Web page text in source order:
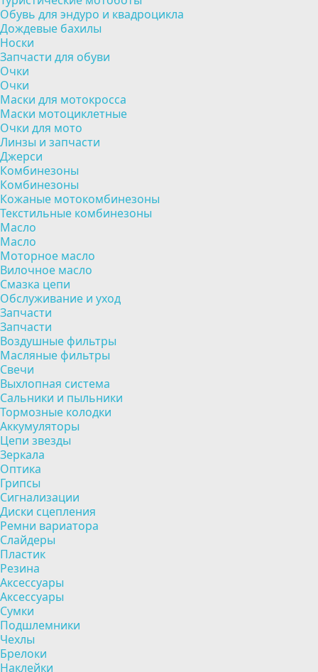
Обувь для эндуро и квадроцикла
Дождевые бахилы
Носки
Запчасти для обуви
Очки
Очки
Маски для мотокросса
Маски мотоциклетные
Очки для мото
Линзы и запчасти
Джерси
Комбинезоны
Комбинезоны
Кожаные мотокомбинезоны
Текстильные комбинезоны
Масло
Масло
Моторное масло
Вилочное масло
Смазка цепи
Обслуживание и уход
Запчасти
Запчасти
Воздушные фильтры
Масляные фильтры
Свечи
Выхлопная система
Сальники и пыльники
Тормозные колодки
Аккумуляторы
Цепи звезды
Зеркала
Оптика
Грипсы
Сигнализации
Диски сцепления
Ремни вариатора
Слайдеры
Пластик
Резина
Аксессуары
Аксессуары
Сумки
Подшлемники
Чехлы
Брелоки
Наклейки